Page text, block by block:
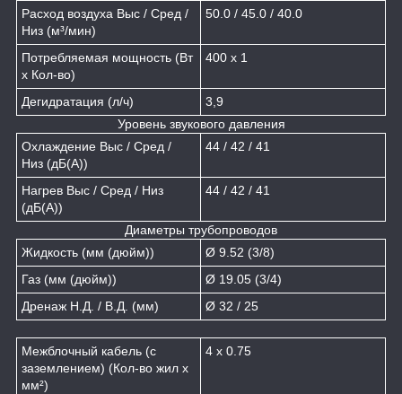
Расход воздуха Выс / Сред /
Низ (м³/мин)
50.0 / 45.0 / 40.0
Потребляемая мощность (Вт
x Кол-во)
400 x 1
Дегидратация (л/ч)
3,9
Уровень звукового давления
Охлаждение Выс / Сред /
Низ (дБ(А))
44 / 42 / 41
Нагрев Выс / Сред / Низ
(дБ(А))
44 / 42 / 41
Диаметры трубопроводов
Жидкость (мм (дюйм))
Ø 9.52 (3/8)
Газ (мм (дюйм))
Ø 19.05 (3/4)
Дренаж Н.Д. / В.Д. (мм)
Ø 32 / 25
Межблочный кабель (с
заземлением) (Кол-во жил x
мм²)
4 x 0.75